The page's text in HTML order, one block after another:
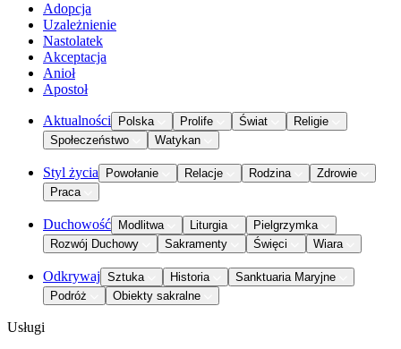
Adopcja
Uzależnienie
Nastolatek
Akceptacja
Anioł
Apostoł
Aktualności Polska Prolife Świat
Religie
Społeczeństwo
Watykan
Styl życia Powołanie Relacje Rodzina
Zdrowie
Praca
Duchowość Modlitwa Liturgia
Pielgrzymka
Rozwój Duchowy
Sakramenty Święci Wiara
Odkrywaj Sztuka Historia
Sanktuaria Maryjne
Podróż
Obiekty sakralne
Usługi